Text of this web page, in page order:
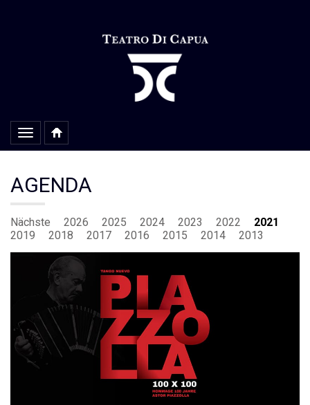
Alterar
navegação
AGENDA
Nächste 2026 2025 2024 2023 2022
2021
2019
2018 2017 2016 2015 2014 2013